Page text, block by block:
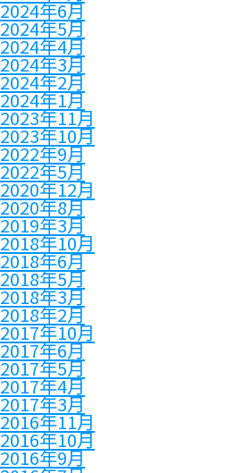
2024年6月
2024年5月
2024年4月
2024年3月
2024年2月
2024年1月
2023年11月
2023年10月
2022年9月
2022年5月
2020年12月
2020年8月
2019年3月
2018年10月
2018年6月
2018年5月
2018年3月
2018年2月
2017年10月
2017年6月
2017年5月
2017年4月
2017年3月
2016年11月
2016年10月
2016年9月